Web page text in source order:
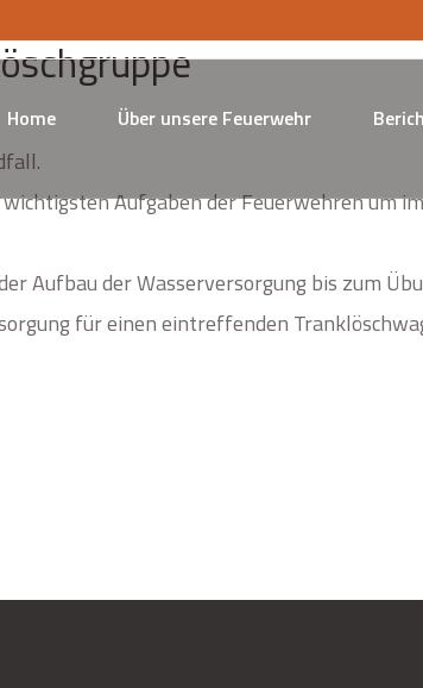
Home Über unsere Feuerwehr
Aufgaben der Feuerwehren um
Aufbau der Wasserversorgung bis zum
für einen eintreffenden